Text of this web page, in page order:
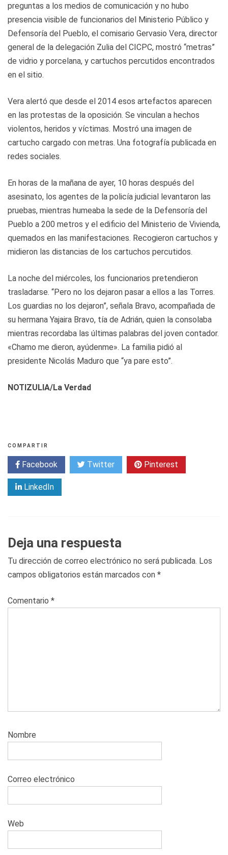
preguntas a los medios de comunicación y no hubo
presencia visible de funcionarios del Ministerio Público y
Defensoría del Pueblo, el comisario Gervasio Vera, director
general de la delegación Zulia del CICPC, mostró “metras”
de vidrio y porcelana, y cartuchos percutidos encontrados
en el sitio.
Vera alertó que desde el 2014 esos artefactos aparecen
en las protestas de la oposición. Se vinculan a hechos
violentos, heridos y víctimas. Mostró una imagen de
cartucho cargado con metras. Una fotografía publicada en
redes sociales.
En horas de la mañana de ayer, 10 horas después del
asesinato, los agentes de la policía judicial levantaron las
pruebas, mientras humeaba la sede de la Defensoría del
Pueblo a 200 metros y el edificio del Ministerio de Vivienda,
quemados en las manifestaciones. Recogieron cartuchos y
midieron las distancias de los cartuchos percutidos.
La noche del miércoles, los funcionarios pretendieron
trasladarse. “Pero no los dejaron pasar a ellos a las Torres.
Los guardias no los dejaron”, señala Bravo, acompañada de
su hermana Yajaira Bravo, tía de Adrián, quien la consolaba
mientras recordaba las últimas palabras del joven contador.
«Chamo me dieron, ayúdenme». La familia pidió al
presidente Nicolás Maduro que “ya pare esto”.
NOTIZULIA/La Verdad
COMPARTIR
Facebook Twitter Pinterest
LinkedIn
Deja una respuesta
Tu dirección de correo electrónico no será publicada. Los
campos obligatorios están marcados con *
Comentario *
Nombre
Correo electrónico
Web